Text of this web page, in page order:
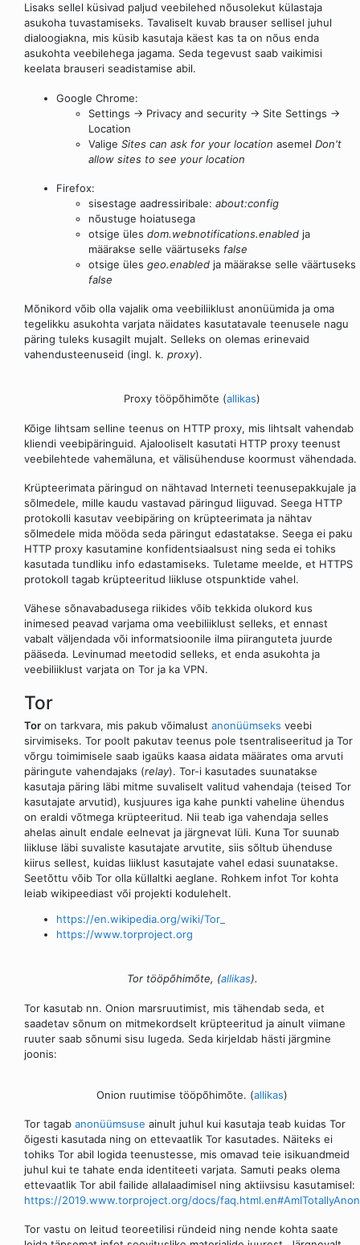
Lisaks sellel küsivad paljud veebilehed nõusolekut külastaja
asukoha tuvastamiseks. Tavaliselt kuvab brauser sellisel juhul
dialoogiakna, mis küsib kasutaja käest kas ta on nõus enda
asukohta veebilehega jagama. Seda tegevust saab vaikimisi
keelata brauseri seadistamise abil.
Google Chrome:
Settings -> Privacy and security -> Site Settings ->
Location
Valige Sites can ask for your location asemel Don't
allow sites to see your location
Firefox:
sisestage aadressiribale: about:config
nõustuge hoiatusega
otsige üles dom.webnotifications.enabled ja
määrakse selle väärtuseks false
otsige üles geo.enabled ja määrakse selle väärtuseks
false
Mõnikord võib olla vajalik oma veebiliiklust anonüümida ja oma
tegelikku asukohta varjata näidates kasutatavale teenusele nagu
päring tuleks kusagilt mujalt. Selleks on olemas erinevaid
vahendusteenuseid (ingl. k. proxy).
Proxy tööpõhimõte (allikas)
Kõige lihtsam selline teenus on HTTP proxy, mis lihtsalt vahendab
kliendi veebipäringuid. Ajalooliselt kasutati HTTP proxy teenust
veebilehtede vahemäluna, et välisühenduse koormust vähendada.
Krüpteerimata päringud on nähtavad Interneti teenusepakkujale ja
sõlmedele, mille kaudu vastavad päringud liiguvad. Seega HTTP
protokolli kasutav veebipäring on krüpteerimata ja nähtav
sõlmedele mida mööda seda päringut edastatakse. Seega ei paku
HTTP proxy kasutamine konfidentsiaalsust ning seda ei tohiks
kasutada tundliku info edastamiseks. Tuletame meelde, et HTTPS
protokoll tagab krüpteeritud liikluse otspunktide vahel.
Vähese sõnavabadusega riikides võib tekkida olukord kus
inimesed peavad varjama oma veebiliiklust selleks, et ennast
vabalt väljendada või informatsioonile ilma piiranguteta juurde
pääseda. Levinumad meetodid selleks, et enda asukohta ja
veebiliiklust varjata on Tor ja ka VPN.
Tor
Tor on tarkvara, mis pakub võimalust anonüümseks veebi
sirvimiseks. Tor poolt pakutav teenus pole tsentraliseeritud ja Tor
võrgu toimimisele saab igaüks kaasa aidata määrates oma arvuti
päringute vahendajaks (relay). Tor-i kasutades suunatakse
kasutaja päring läbi mitme suvaliselt valitud vahendaja (teised Tor
kasutajate arvutid), kusjuures iga kahe punkti vaheline ühendus
on eraldi võtmega krüpteeritud. Nii teab iga vahendaja selles
ahelas ainult endale eelnevat ja järgnevat lüli. Kuna Tor suunab
liikluse läbi suvaliste kasutajate arvutite, siis sõltub ühenduse
kiirus sellest, kuidas liiklust kasutajate vahel edasi suunatakse.
Seetõttu võib Tor olla küllaltki aeglane. Rohkem infot Tor kohta
leiab wikipeediast või projekti kodulehelt.
https://en.wikipedia.org/wiki/Tor_
https://www.torproject.org
Tor tööpõhimõte, (allikas).
Tor kasutab nn. Onion marsruutimist, mis tähendab seda, et
saadetav sõnum on mitmekordselt krüpteeritud ja ainult viimane
ruuter saab sõnumi sisu lugeda. Seda kirjeldab hästi järgmine
joonis:
Onion ruutimise tööpõhimõte. (allikas)
Tor tagab anonüümsuse ainult juhul kui kasutaja teab kuidas Tor
õigesti kasutada ning on ettevaatlik Tor kasutades. Näiteks ei
tohiks Tor abil logida teenustesse, mis omavad teie isikuandmeid
juhul kui te tahate enda identiteeti varjata. Samuti peaks olema
ettevaatlik Tor abil failide allalaadimisel ning aktiivsisu kasutamisel:
https://2019.www.torproject.org/docs/
Tor vastu on leitud teoreetilisi ründeid ning nende kohta saate